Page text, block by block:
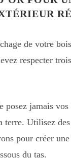
de votre
respecter
posez jamais vos
terre. Utilisez
pour créer
du tas.